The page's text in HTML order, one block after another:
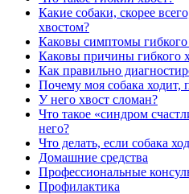
Какие собаки, скорее
хвостом?
Каковы симптомы гибкого
Каковы причины гибкого
Как правильно
Почему моя собака ходит,
У него хвост сломан?
Что такое «синдром
него?
Что делать, если собака
Домашние средства
Профессиональные
Профилактика